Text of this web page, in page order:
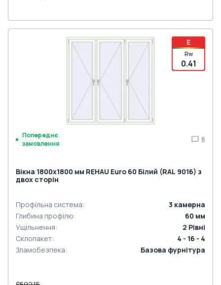
E
Rw
0.41
Попереднє
замовлення
6
Вікна 1800x1800 мм REHAU Euro 60 Білий (RAL 9016) з
двох сторін
Профільна система: 3 камерна
Глибина профілю: 60 мм
Ущільнення: 2 Рівні
Склопакет:
4 - 16 - 4
Зламобезпека: Базова фурнітура